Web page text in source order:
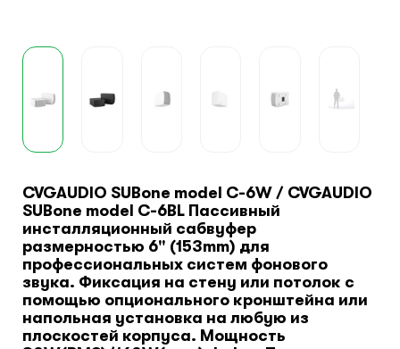
CVGAUDIO SUBone model C-6W / CVGAUDIO
SUBone model C-6BL Пассивный
инсталляционный сабвуфер
размерностью 6" (153mm) для
профессиональных систем фонового
звука. Фиксация на стену или потолок с
помощью опционального кронштейна или
напольная установка на любую из
плоскостей корпуса. Мощность